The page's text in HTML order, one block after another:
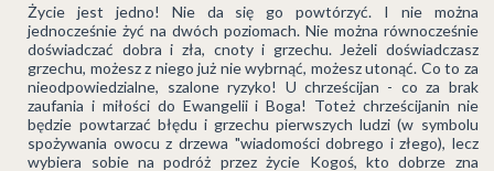
Życie jest jedno! Nie da się go powtórzyć. I nie można
jednocześnie żyć na dwóch poziomach. Nie można równocześnie
doświadczać dobra i zła, cnoty i grzechu. Jeżeli doświadczasz
grzechu, możesz z niego już nie wybrnąć, możesz utonąć. Co to za
nieodpowiedzialne, szalone ryzyko! U chrześcijan - co za brak
zaufania i miłości do Ewangelii i Boga! Toteż chrześcijanin nie
będzie powtarzać błędu i grzechu pierwszych ludzi (w symbolu
spożywania owocu z drzewa "wiadomości dobrego i złego), lecz
wybiera sobie na podróż przez życie Kogoś, kto dobrze zna